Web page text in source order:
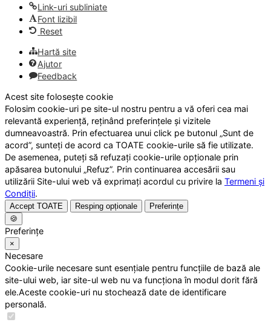
Link-uri subliniate
Font lizibil
Reset
Hartă site
Ajutor
Feedback
Acest site folosește cookie
Folosim cookie-uri pe site-ul nostru pentru a vă oferi cea mai
relevantă experiență, reținând preferințele și vizitele
dumneavoastră. Prin efectuarea unui click pe butonul „Sunt de
acord”, sunteți de acord ca TOATE cookie-urile să fie utilizate.
De asemenea, puteți să refuzați cookie-urile opționale prin
apăsarea butonului „Refuz”. Prin continuarea accesării sau
utilizării Site-ului web vă exprimați acordul cu privire la Termeni și
Condiții.
Accept TOATE Resping opționale
Preferințe
🍪
Preferințe
×
Necesare
Cookie-urile necesare sunt esențiale pentru funcțiile de bază ale
site-ului web, iar site-ul web nu va funcționa în modul dorit fără
ele.Aceste cookie-uri nu stochează date de identificare
personală.